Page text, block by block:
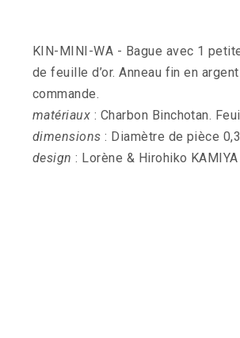
KIN-MINI-WA - Bague avec 1
de feuille d’or. Anneau fin en
commande.
matériaux : Charbon Binchotan.
dimensions : Diamètre de pièce
design : Lorène & Hirohiko KAMIYA